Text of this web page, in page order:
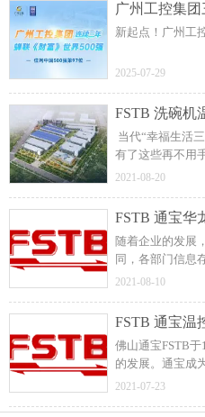
广州工控集
新起点！广州工
2025-07-29
FSTB 洗碗机
当代“幸福生活
有了这些再不用
产品的出现，很
2021-08-20
FSTB 通宝华
随着企业的发展
同，各部门信息
快速发展。经过
2021-08-10
FSTB 通宝温
佛山通宝FSTB
的发展。通宝成
制造商。主要温
2021-07-23